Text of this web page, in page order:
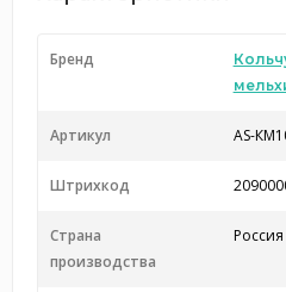
Бренд
Артикул AS-
Штрихкод
Страна
производства
Россия